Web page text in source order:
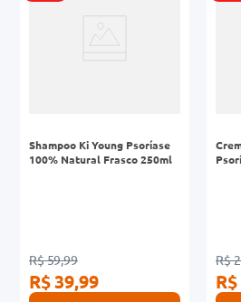
Shampoo Ki Young Psoríase
100% Natural Frasco 250ml
R$ 59,99
R$ 39,99
R$